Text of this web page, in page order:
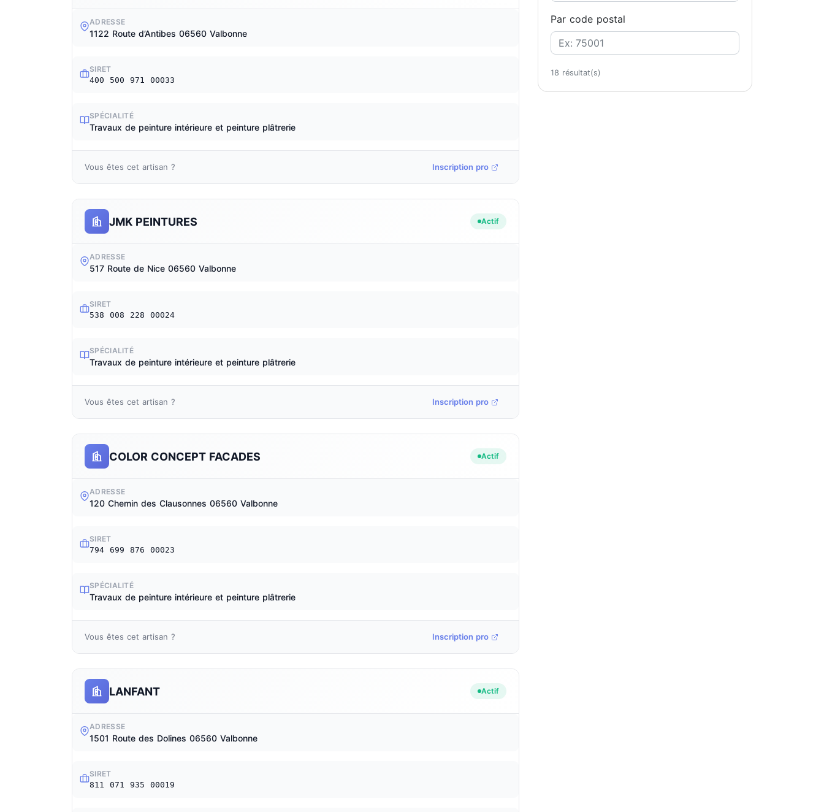
ADRESSE
1122 Route d’Antibes 06560 Valbonne
SIRET
400 500 971 00033
SPÉCIALITÉ
Travaux de peinture intérieure et peinture plâtrerie
Vous êtes cet artisan ? Inscription pro
JMK PEINTURES Actif
ADRESSE
517 Route de Nice 06560 Valbonne
SIRET
538 008 228 00024
SPÉCIALITÉ
Travaux de peinture intérieure et peinture plâtrerie
Vous êtes cet artisan ? Inscription pro
COLOR CONCEPT FACADES Actif
ADRESSE
120 Chemin des Clausonnes 06560 Valbonne
SIRET
794 699 876 00023
SPÉCIALITÉ
Travaux de peinture intérieure et peinture plâtrerie
Vous êtes cet artisan ? Inscription pro
LANFANT Actif
ADRESSE
1501 Route des Dolines 06560 Valbonne
SIRET
811 071 935 00019
Par code postal
18 résultat(s)